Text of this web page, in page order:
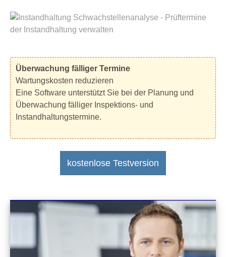
Überwachung fälliger Termine
Wartungskosten reduzieren
Eine Software unterstützt Sie bei der Planung und
Überwachung fälliger Inspektions- und
Instandhaltungstermine.
kostenlose Testversion